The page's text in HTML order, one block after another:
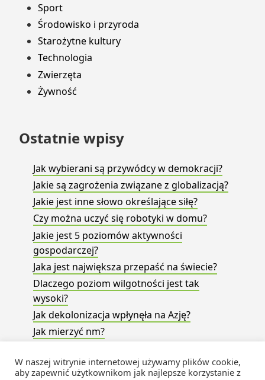
Sport
Środowisko i przyroda
Starożytne kultury
Technologia
Zwierzęta
Żywność
Ostatnie wpisy
Jak wybierani są przywódcy w demokracji?
Jakie są zagrożenia związane z globalizacją?
Jakie jest inne słowo określające siłę?
Czy można uczyć się robotyki w domu?
Jakie jest 5 poziomów aktywności
gospodarczej?
Jaka jest największa przepaść na świecie?
Dlaczego poziom wilgotności jest tak
wysoki?
Jak dekolonizacja wpłynęła na Azję?
Jak mierzyć nm?
soczewkę okularową?
W naszej witrynie internetowej używamy plików cookie,
aby zapewnić użytkownikom jak najlepsze korzystanie z